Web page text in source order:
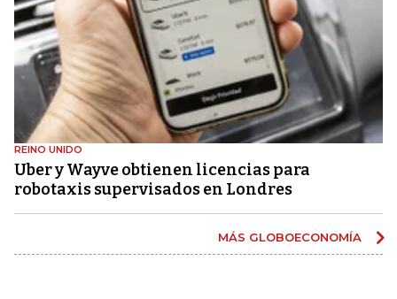
REINO UNIDO
Uber y Wayve obtienen licencias para
robotaxis supervisados ​​en Londres
MÁS GLOBOECONOMÍA